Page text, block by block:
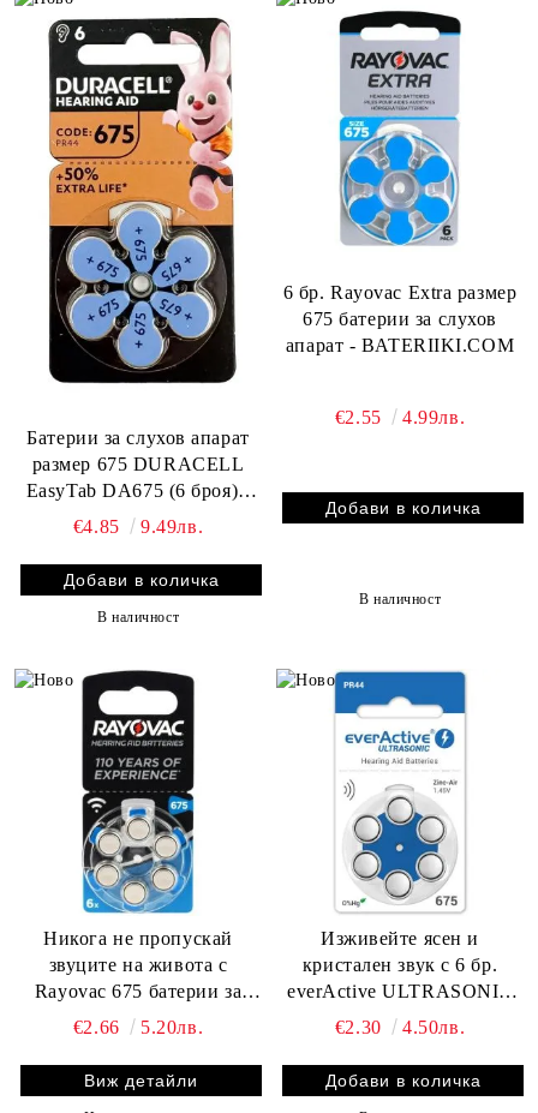
Батерии за слухов апарат
размер 675 DURACELL
EasyTab DA675 (6 броя) -
мощни и издържливи
€4.85 9.49лв.
В наличност
6 бр. Rayovac Extra размер
675 батерии за слухов
апарат - BATERIIKI.COM
€2.55 4.99лв.
В наличност
Никога не пропускай
звуците на живота с
Rayovac 675 батерии за
слухови апарати - 6 бр.
€2.66 5.20лв.
Виж детайли
Изживейте ясен и
кристален звук с 6 бр.
everActive ULTRASONIC
675 батерии за слухов
€2.30 4.50лв.